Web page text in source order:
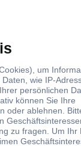
Zentrale
Gleisspannung).